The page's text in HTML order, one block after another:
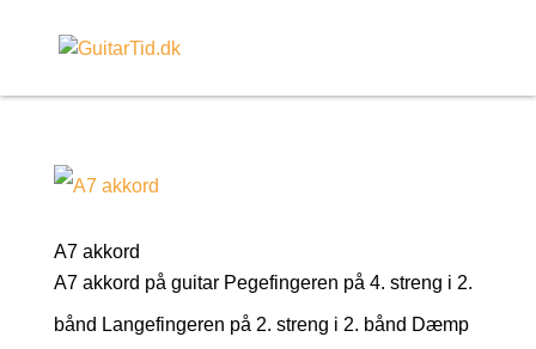
A7 akkord
A7 akkord på guitar Pegefingeren på 4. streng i 2.
bånd Langefingeren på 2. streng i 2. bånd Dæmp